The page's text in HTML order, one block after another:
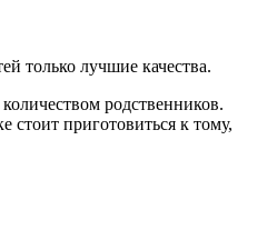
только лучшие качества.
родственников.
стоит приготовиться к тому,